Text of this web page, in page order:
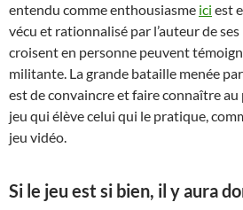
entendu comme enthousiasme ici est
vécu et rationnalisé par l’auteur de
croisent en personne peuvent
militante. La grande bataille menée
est de convaincre et faire connaître
jeu qui élève celui qui le pratique,
jeu vidéo.
Si le jeu est si bien, il y aura